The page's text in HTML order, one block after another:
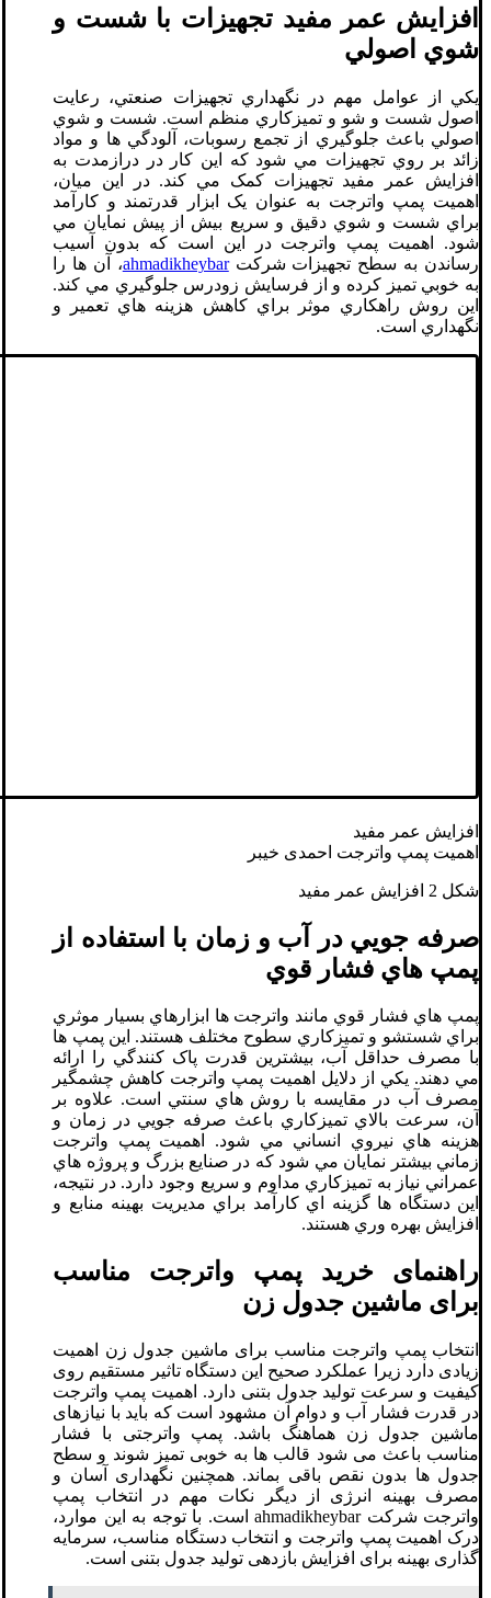
افزايش عمر مفيد تجهيزات با شست و
شوي اصولي
يکي از عوامل مهم در نگهداري تجهيزات صنعتي، رعايت
اصول شست و شو و تميزکاري منظم است. شست و شوي
اصولي باعث جلوگيري از تجمع رسوبات، آلودگي ها و مواد
زائد بر روي تجهيزات مي شود که اين کار در درازمدت به
افزايش عمر مفيد تجهيزات کمک مي کند. در اين ميان،
اهميت پمپ واترجت به عنوان يک ابزار قدرتمند و کارآمد
براي شست و شوي دقيق و سريع بيش از پيش نمايان مي
شود. اهميت پمپ واترجت در اين است که بدون آسيب
رساندن به سطح تجهيزات شرکتahmadikheybar، آن ها را
به خوبي تميز کرده و از فرسايش زودرس جلوگيري مي کند.
اين روش راهکاري موثر براي کاهش هزينه هاي تعمير و
نگهداري است.
افزايش عمر مفيد
اهمیت پمپ واترجت احمدی خیبر
شکل 2 افزايش عمر مفيد
صرفه جويي در آب و زمان با استفاده از
پمپ هاي فشار قوي
پمپ هاي فشار قوي مانند واترجت ها ابزارهاي بسيار موثري
براي شستشو و تميزکاري سطوح مختلف هستند. اين پمپ ها
با مصرف حداقل آب، بيشترين قدرت پاک کنندگي را ارائه
مي دهند. يکي از دلايل اهميت پمپ واترجت کاهش چشمگير
مصرف آب در مقايسه با روش هاي سنتي است. علاوه بر
آن، سرعت بالاي تميزکاري باعث صرفه جويي در زمان و
هزينه هاي نيروي انساني مي شود. اهميت پمپ واترجت
زماني بيشتر نمايان مي شود که در صنايع بزرگ و پروژه هاي
عمراني نياز به تميزکاري مداوم و سريع وجود دارد. در نتيجه،
اين دستگاه ها گزينه اي کارآمد براي مديريت بهينه منابع و
افزايش بهره وري هستند.
راهنمای خرید پمپ واترجت مناسب
برای ماشین جدول زن
انتخاب پمپ واترجت مناسب برای ماشین جدول زن اهمیت
زیادی دارد زیرا عملکرد صحیح این دستگاه تاثیر مستقیم روی
کیفیت و سرعت تولید جدول بتنی دارد. اهمیت پمپ واترجت
در قدرت فشار آب و دوام آن مشهود است که باید با نیازهای
ماشین جدول زن هماهنگ باشد. پمپ واترجتی با فشار
مناسب باعث می شود قالب ها به خوبی تمیز شوند و سطح
جدول ها بدون نقص باقی بماند. همچنین نگهداری آسان و
مصرف بهینه انرژی از دیگر نکات مهم در انتخاب پمپ
واترجت شرکت ahmadikheybar است. با توجه به این موارد،
درک اهمیت پمپ واترجت و انتخاب دستگاه مناسب، سرمایه
گذاری بهینه برای افزایش بازدهی تولید جدول بتنی است.